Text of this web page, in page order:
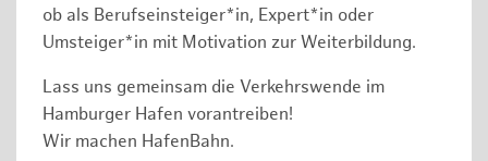
ob als Berufseinsteiger*in, Expert*in oder
Umsteiger*in mit Motivation zur Weiterbildung.
Lass uns gemeinsam die Verkehrswende im
Hamburger Hafen vorantreiben!
Wir machen HafenBahn.